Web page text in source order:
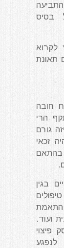
הרי שגם התביעה
בסיס
לקרוא
תאונת
חובה
הרי
גורם
זכאי
בהתאם
בגין
התאמת
ועוד.
פיצוי
לנפגע